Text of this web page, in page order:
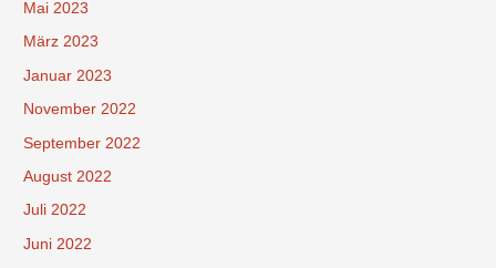
Mai 2023
März 2023
Januar 2023
November 2022
September 2022
August 2022
Juli 2022
Juni 2022